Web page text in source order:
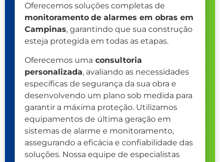
Oferecemos soluções completas de
monitoramento de alarmes em obras em
Campinas, garantindo que sua construção
esteja protegida em todas as etapas.
Oferecemos uma consultoria
personalizada, avaliando as necessidades
específicas de segurança da sua obra e
desenvolvendo um plano sob medida para
garantir a máxima proteção. Utilizamos
equipamentos de última geração em
sistemas de alarme e monitoramento,
assegurando a eficácia e confiabilidade das
soluções. Nossa equipe de especialistas